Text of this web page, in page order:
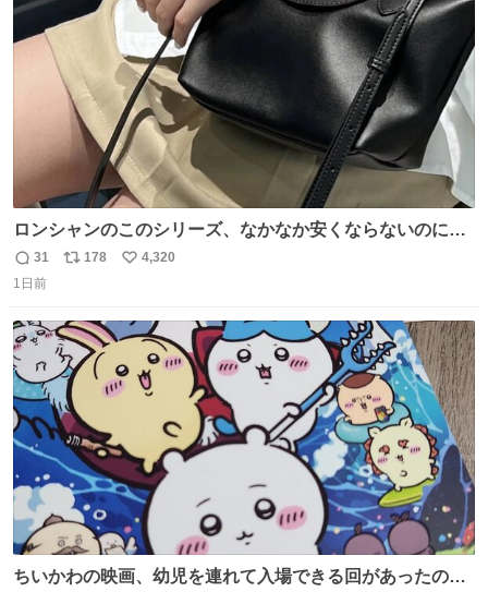
ロンシャンのこのシリーズ、なかなか安くならないのにセ
ール価格になってる🖤✨レザーなのが反則級にかわいい。
持ってるだけでコーデが格上げされる。
返
信
31
リ
ト
数
178
い
数
4,320
1日前
ちいかわの映画、幼児を連れて入場できる回があったので